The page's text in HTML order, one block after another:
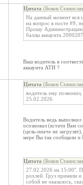
Цитата (Боков
На данный момент вся
на вопрос в посте #9,
Прошу Администрацию
баллы аккаунта
Ваш водитель в
аккаунта АТИ ?
Цитата (Боков
водитель ему
25.02.2026
Водитель ведь
осозновал (кстати Вам
(цель-иначе не
мере Вы так сообщали и
Цитата (Боков
27.02.2026 на 15:00".
рохлей. Груз приняли
собой не оказалось,